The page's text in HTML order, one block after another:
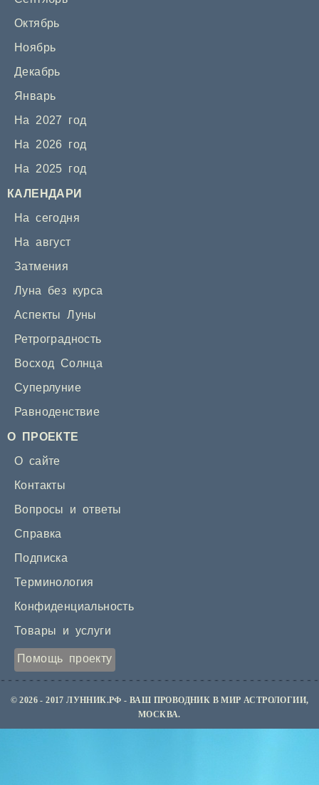
Октябрь
Ноябрь
Декабрь
Январь
На 2027 год
На 2026 год
На 2025 год
КАЛЕНДАРИ
На сегодня
На август
Затмения
Луна без курса
Аспекты Луны
Ретроградность
Восход Солнца
Суперлуние
Равноденствие
О ПРОЕКТЕ
О сайте
Контакты
Вопросы и ответы
Справка
Подписка
Терминология
Конфиденциальность
Товары и услуги
Помощь проекту
© 2026 - 2017 ЛУННИК.РФ - ВАШ ПРОВОДНИК В МИР АСТРОЛОГИИ,
МОСКВА.